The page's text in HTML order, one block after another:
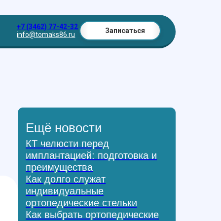
+7 (3462) 77-42-32
info@tomaks86.ru
Записаться
Ещё новости
КТ челюсти перед
имплантацией: подготовка и
преимущества
Как долго служат
индивидуальные
ортопедические стельки
Как выбрать ортопедические